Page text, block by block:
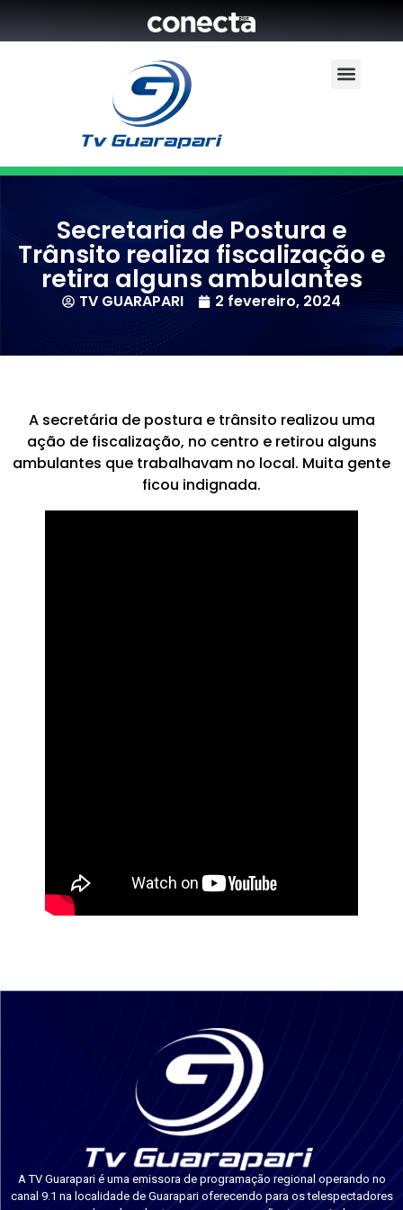
Secretaria de Postura e
Trânsito realiza fiscalização e
retira alguns ambulantes
TV GUARAPARI 2 fevereiro, 2024
A secretária de postura e trânsito realizou uma
ação de fiscalização, no centro e retirou alguns
ambulantes que trabalhavam no local. Muita gente
ficou indignada.
A TV Guarapari é uma emissora de programação regional operando no
canal 9.1 na localidade de Guarapari oferecendo para os telespectadores